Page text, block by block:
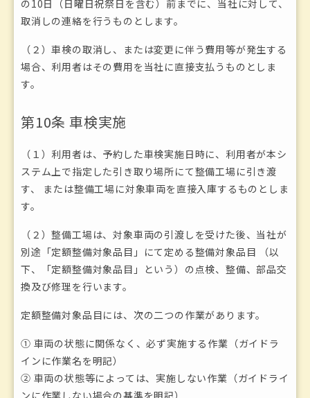
の10日（日曜日祝祭日を含む）前までに、当社に対して、
取消しの連絡を行うものとします。
（２）車検の取消し、または変更に伴う費用等が発生する
場合、利用者はその費用を当社に直接支払うものとしま
す。
第10条 車検実施
（１）利用者は、予約した車検実施日時に、利用者が本シ
ステム上で指定した引き取り場所にて整備工場に引き渡
す、 または整備工場に対象車両を直接入庫するものとしま
す。
（２）整備工場は、対象車両の引渡しを受けた後、当社が
別途「定額整備対象品目」にて定める整備対象品目 （以
下、「定額整備対象品目」という）の点検、整備、部品交
換及び修理を行います。
定額整備対象品目には、次の二つの作業があります。
① 車両の状態に関係なく、必ず実施する作業（ガイドラ
インに作業名を明記）
② 車両の状態等によっては、実施しない作業（ガイドライ
ンに作業しない場合の基準を明記）